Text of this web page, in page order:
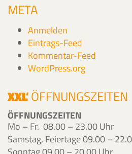
META
Anmelden
Eintrags-Feed
Kommentar-Feed
WordPress.org
XXL
'ÖFFNUNGSZEITEN
ÖFFNUNGSZEITEN
Mo – Fr. 08.00 – 23.00 Uhr
Samstag, Feiertage 09.00 –